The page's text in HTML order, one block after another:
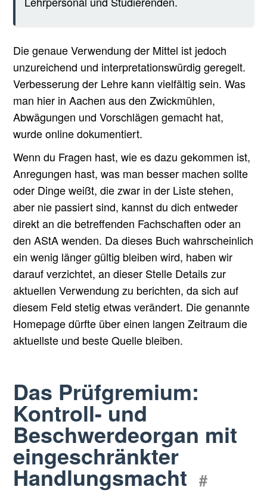
Die genaue Verwendung der Mittel ist jedoch
unzureichend und interpretationswürdig geregelt.
Verbesserung der Lehre kann vielfältig sein. Was
man hier in Aachen aus den Zwickmühlen,
Abwägungen und Vorschlägen gemacht hat,
wurde online dokumentiert.
Wenn du Fragen hast, wie es dazu gekommen ist,
Anregungen hast, was man besser machen sollte
oder Dinge weißt, die zwar in der Liste stehen,
aber nie passiert sind, kannst du dich entweder
direkt an die betreffenden Fachschaften oder an
den AStA wenden. Da dieses Buch wahrscheinlich
ein wenig länger gültig bleiben wird, haben wir
darauf verzichtet, an dieser Stelle Details zur
aktuellen Verwendung zu berichten, da sich auf
diesem Feld stetig etwas verändert. Die genannte
Homepage dürfte über einen langen Zeitraum die
aktuellste und beste Quelle bleiben.
Das Prüfgremium:
Kontroll- und
Beschwerdeorgan mit
eingeschränkter
Handlungsmacht #